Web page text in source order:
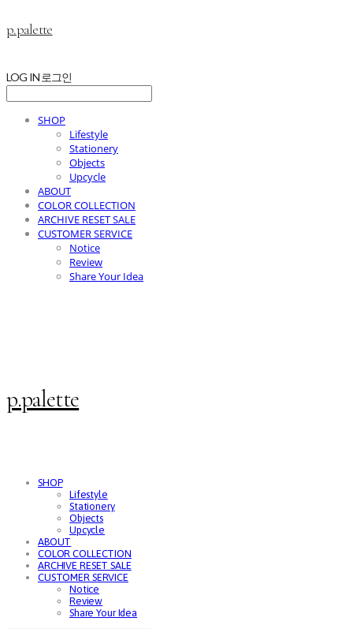
p.palette
LOG IN 로그인
SHOP
Lifestyle
Stationery
Objects
Upcycle
ABOUT
COLOR COLLECTION
ARCHIVE RESET SALE
CUSTOMER SERVICE
Notice
Review
Share Your Idea
p.palette
SHOP
Lifestyle
Stationery
Objects
Upcycle
ABOUT
COLOR COLLECTION
ARCHIVE RESET SALE
CUSTOMER SERVICE
Notice
Review
Share Your Idea